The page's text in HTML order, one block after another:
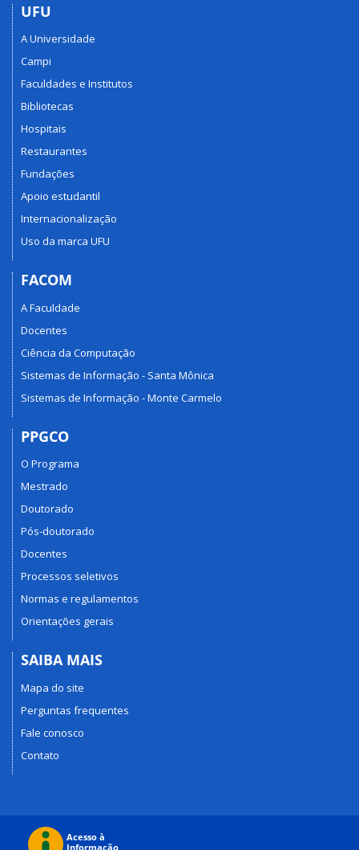
UFU
A Universidade
Campi
Faculdades e Institutos
Bibliotecas
Hospitais
Restaurantes
Fundações
Apoio estudantil
Internacionalização
Uso da marca UFU
FACOM
A Faculdade
Docentes
Ciência da Computação
Sistemas de Informação - Santa Mônica
Sistemas de Informação - Monte Carmelo
PPGCO
O Programa
Mestrado
Doutorado
Pós-doutorado
Docentes
Processos seletivos
Normas e regulamentos
Orientações gerais
SAIBA MAIS
Mapa do site
Perguntas frequentes
Fale conosco
Contato